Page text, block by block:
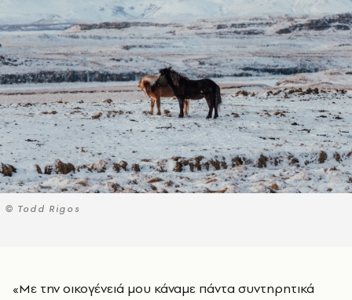
© Todd Rigos
«Με την οικογένειά μου κάναμε πάντα συντηρητικά